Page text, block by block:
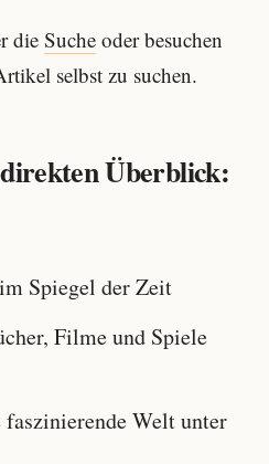
dieSucheoder besuchen
selbst zu suchen.
Überblick:
Spiegel der Zeit
Filme und Spiele
Welt unter